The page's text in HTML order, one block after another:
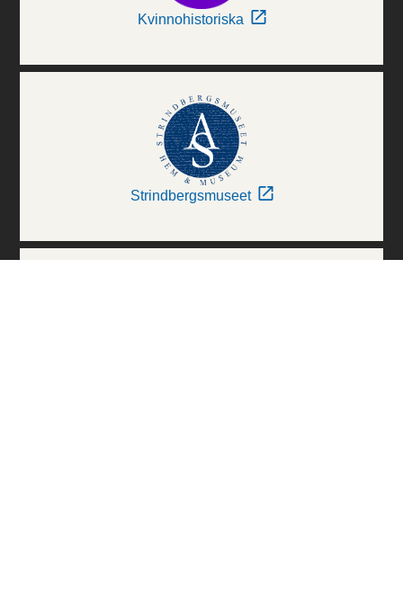
Kvinnohistoriska
Strindbergsmuseet